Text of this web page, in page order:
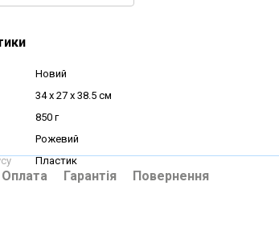
Новий
34 х 27 х 38.5 см
850 г
Рожевий
Пластик
Оплата Гарантія Повернення